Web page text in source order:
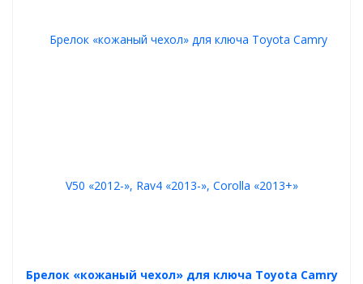
Брелок «кожаный чехол» для ключа Toyota Camry